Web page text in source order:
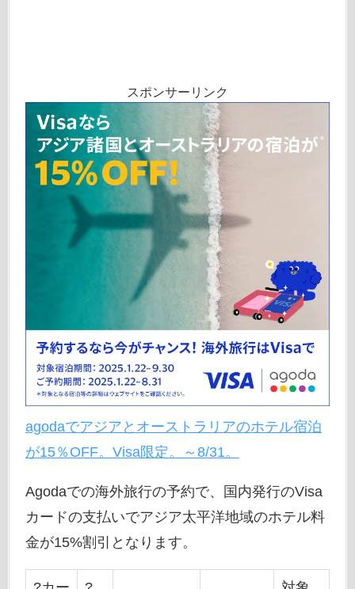
スポンサーリンク
agodaでアジアとオーストラリアのホテル宿泊
が15％OFF。Visa限定。～8/31。
Agodaでの海外旅行の予約で、国内発行のVisa
カードの支払いでアジア太平洋地域のホテル料
金が15%割引となります。